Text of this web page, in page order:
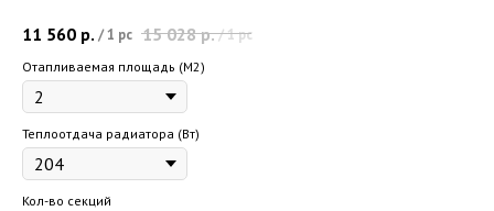
11 560 р. /1 pc 15 028 р./1 pc
Отапливаемая площадь (M2)
Теплоотдача радиатора (Вт)
Кол-во секций